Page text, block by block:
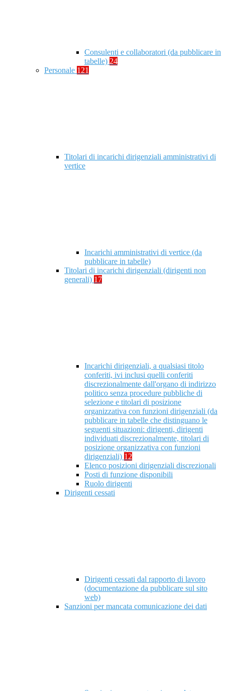
Consulenti e collaboratori (da pubblicare in
tabelle) 24
Personale 121
Titolari di incarichi dirigenziali amministrativi di
vertice
Incarichi amministrativi di vertice (da
pubblicare in tabelle)
Titolari di incarichi dirigenziali (dirigenti non
generali) 17
Incarichi dirigenziali, a qualsiasi titolo
conferiti, ivi inclusi quelli conferiti
discrezionalmente dall'organo di indirizzo
politico senza procedure pubbliche di
selezione e titolari di posizione
organizzativa con funzioni dirigenziali (da
pubblicare in tabelle che distinguano le
seguenti situazioni: dirigenti, dirigenti
individuati discrezionalmente, titolari di
posizione organizzativa con funzioni
dirigenziali) 12
Elenco posizioni dirigenziali discrezionali
Posti di funzione disponibili
Ruolo dirigenti
Dirigenti cessati
Dirigenti cessati dal rapporto di lavoro
(documentazione da pubblicare sul sito
web)
Sanzioni per mancata comunicazione dei dati